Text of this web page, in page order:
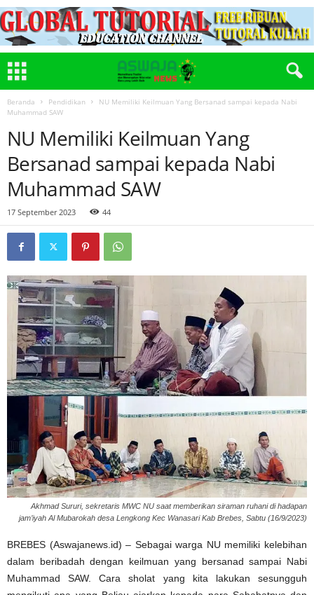
Beranda Pendidikan
NU Memiliki Keilmuan Yang Bersanad sampai kepada Nabi
Muhammad SAW
NU Memiliki Keilmuan Yang
Bersanad sampai kepada Nabi
Muhammad SAW
17 September 2023 44
Akhmad Sururi, sekretaris MWC NU saat memberikan siraman ruhani di hadapan
jam’iyah Al Mubarokah desa Lengkong Kec Wanasari Kab Brebes, Sabtu (16/9/2023)
BREBES (Aswajanews.id) – Sebagai warga NU memiliki kelebihan
dalam beribadah dengan keilmuan yang bersanad sampai Nabi
Muhammad SAW. Cara sholat yang kita lakukan sesungguh